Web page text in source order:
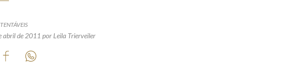
abril de 2011 por Leila Trierveiler